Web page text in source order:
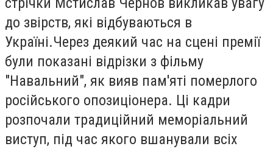
до звірств, які відбуваються в
Україні.Через деякий час на сцені премії
були показані відрізки з фільму
"Навальний", як вияв пам'яті померлого
російського опозиціонера. Ці кадри
розпочали традиційний меморіальний
виступ, під час якого вшанували всіх